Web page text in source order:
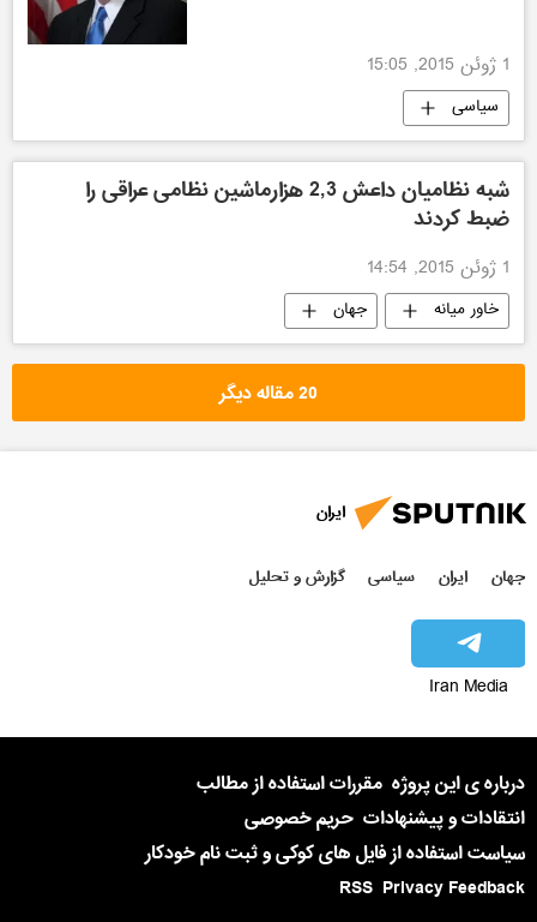
1 ژوئن 2015, 15:05
سیاسی
شبه نظامیان داعش 2,3 هزارماشین نظامی عراقی را
ضبط کردند
1 ژوئن 2015, 14:54
خاور میانه جهان
20 مقاله دیگر
ایران
جهان ایران سیاسی گزارش و تحلیل
Iran Media
درباره ی این پروژه مقررات استفاده از مطالب
انتقادات و پیشنهادات حریم خصوصی
سیاست استفاده از فایل های کوکی و ثبت نام خودکار
Privacy Feedback
RSS